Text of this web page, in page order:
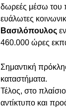
δωρεές μέσω του
ευάλωτες
Βασιλόπουλος
460.000 ώρες
Σημαντική
καταστήματα.
Τέλος, στο
αντίκτυπο και